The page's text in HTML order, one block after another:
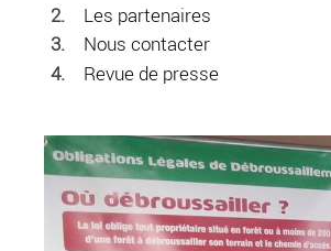
Les partenaires
Nous contacter
Revue de presse